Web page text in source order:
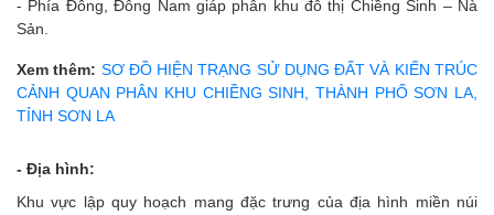
- Phía Đông, Đông Nam giáp phân khu đô thị Chiềng Sinh – Nà
Sản.
Xem thêm: SƠ ĐỒ HIỆN TRẠNG SỬ DỤNG ĐẤT VÀ KIẾN TRÚC
CẢNH QUAN PHÂN KHU CHIỀNG SINH, THÀNH PHỐ SƠN LA,
TỈNH SƠN LA
- Địa hình:
Khu vực lập quy hoạch mang đặc trưng của địa hình miền núi